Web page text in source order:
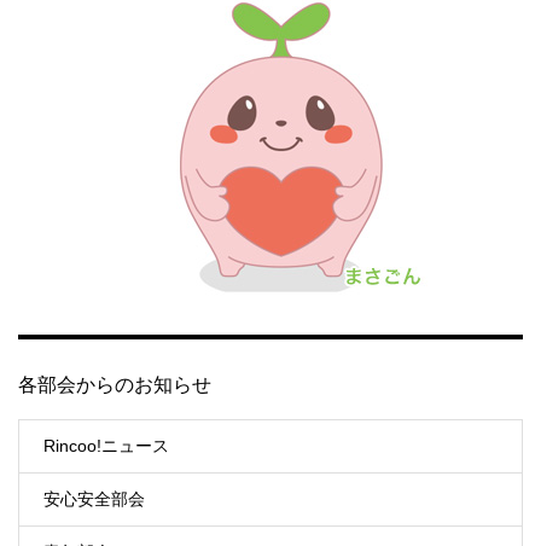
各部会からのお知らせ
Rincoo!ニュース
安心安全部会